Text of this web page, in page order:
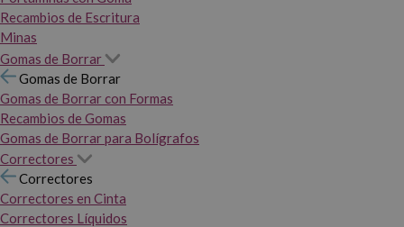
Recambios de Escritura
Minas
Gomas de Borrar
Gomas de Borrar
Gomas de Borrar con Formas
Recambios de Gomas
Gomas de Borrar para Bolígrafos
Correctores
Correctores
Correctores en Cinta
Correctores Líquidos